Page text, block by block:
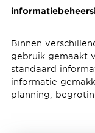
Binnen
gebruik gemaakt
standaard
informatie
planning,